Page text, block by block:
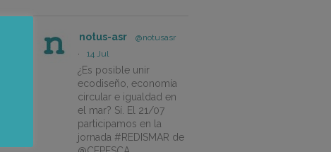
notus-asr
@notusasr
·
14 Jul
¿Es posible unir
ecodiseño, economía
circular e igualdad en
el mar? Sí. El 21/07
participamos en la
jornada #REDISMAR de